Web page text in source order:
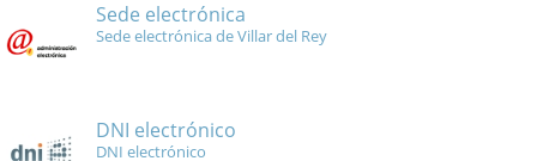
Sede electrónica
Sede electrónica de Villar del Rey
DNI electrónico
DNI electrónico